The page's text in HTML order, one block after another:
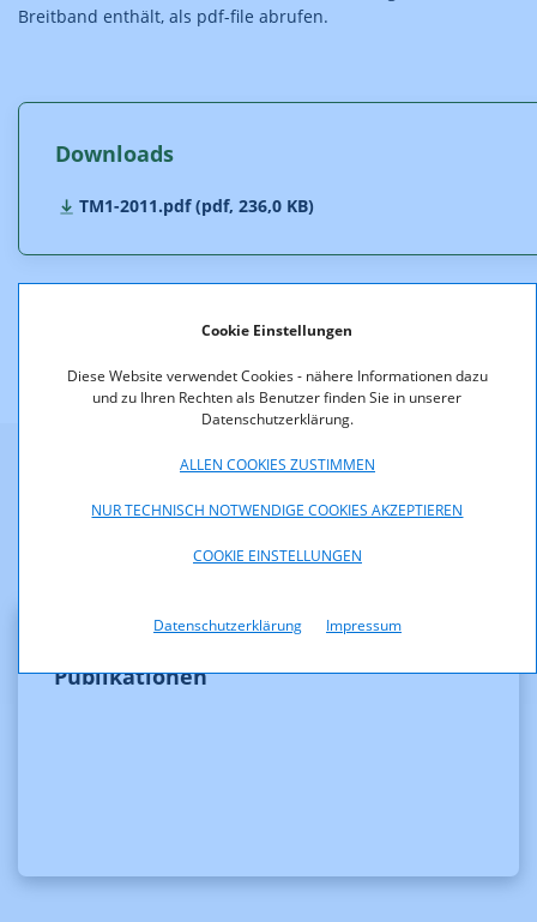
Cookie Einstellungen
Diese Website verwendet Cookies - nähere Informationen dazu
und zu Ihren Rechten als Benutzer finden Sie in unserer
Datenschutzerklärung.
ALLEN COOKIES ZUSTIMMEN
NUR TECHNISCH NOTWENDIGE COOKIES AKZEPTIEREN
COOKIE EINSTELLUNGEN
Datenschutzerklärung Impressum
Breitband enthält, als pdf-file abrufen.
Downloads
TM1-2011.pdf (pdf, 236,0 KB)
Weitere Informationen
Publikationen